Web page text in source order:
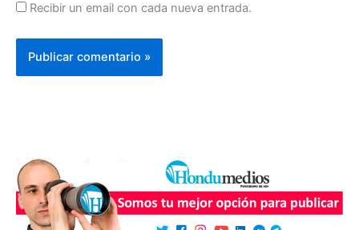
Recibir un email con cada nueva entrada.